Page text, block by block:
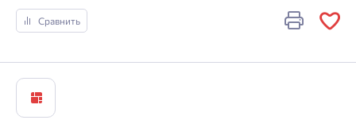
Сравнить